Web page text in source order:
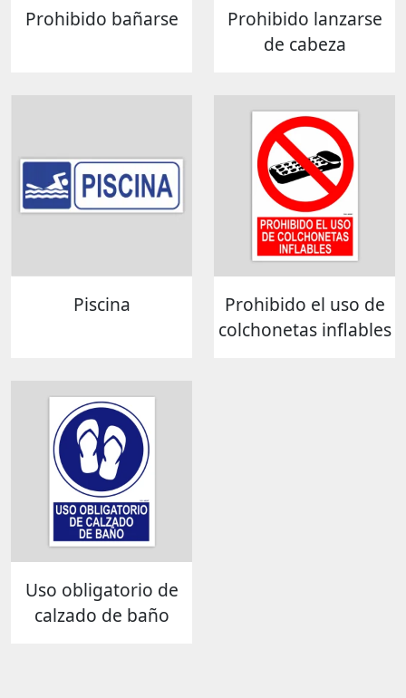
Prohibido bañarse
Prohibido lanzarse
de cabeza
Piscina
Prohibido el uso de
colchonetas inflables
Uso obligatorio de
calzado de baño